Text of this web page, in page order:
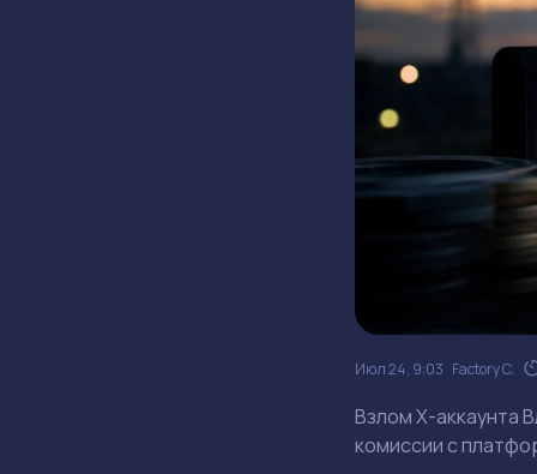
Июл 24, 9:03 Factory C.
Взлом X-аккаунта
комиссии с